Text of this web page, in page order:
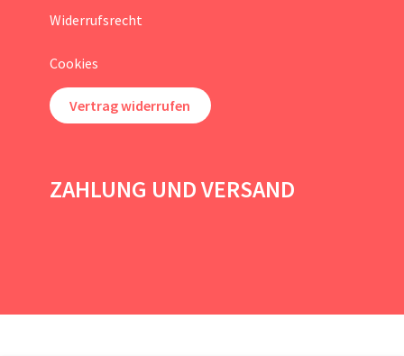
Widerrufsrecht
Cookies
Vertrag widerrufen
ZAHLUNG UND VERSAND